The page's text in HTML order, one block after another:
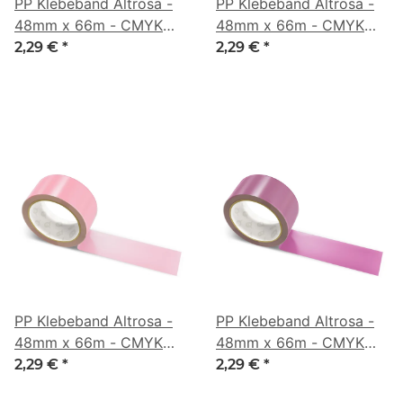
48mm x 66m - CMYK
0/36/21/21
2,29 € *
48mm x 66m - CMYK
0/41/14/35
2,29 € *
PP Klebeband Altrosa -
48mm x 66m - CMYK
0/42/33/3
2,29 € *
PP Klebeband Altrosa -
48mm x 66m - CMYK
0/53/21/40
2,29 € *